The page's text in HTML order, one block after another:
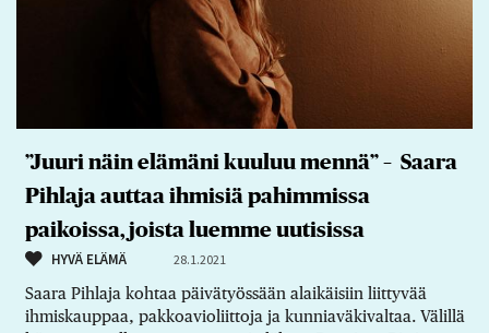
”Juuri näin elämäni kuuluu mennä” – Saara
Pihlaja auttaa ihmisiä pahimmissa
paikoissa, joista luemme uutisissa
HYVÄ ELÄMÄ 28.1.2021
Saara Pihlaja kohtaa päivätyössään alaikäisiin liittyvää
ihmiskauppaa, pakkoavioliittoja ja kunniaväkivaltaa. Välillä